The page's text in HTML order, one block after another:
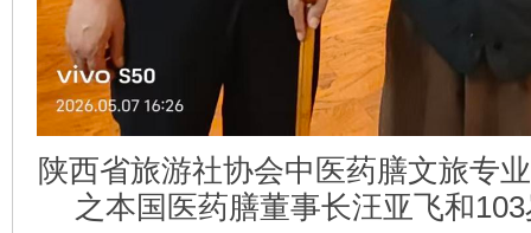
陕西省旅游社协会中医药膳文旅专
之本国医药膳董事长汪亚飞和